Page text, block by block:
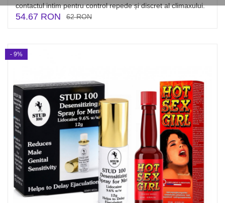
contactul intim pentru control repede și discret al climaxului.
54.67 RON 62 RON
- 9%